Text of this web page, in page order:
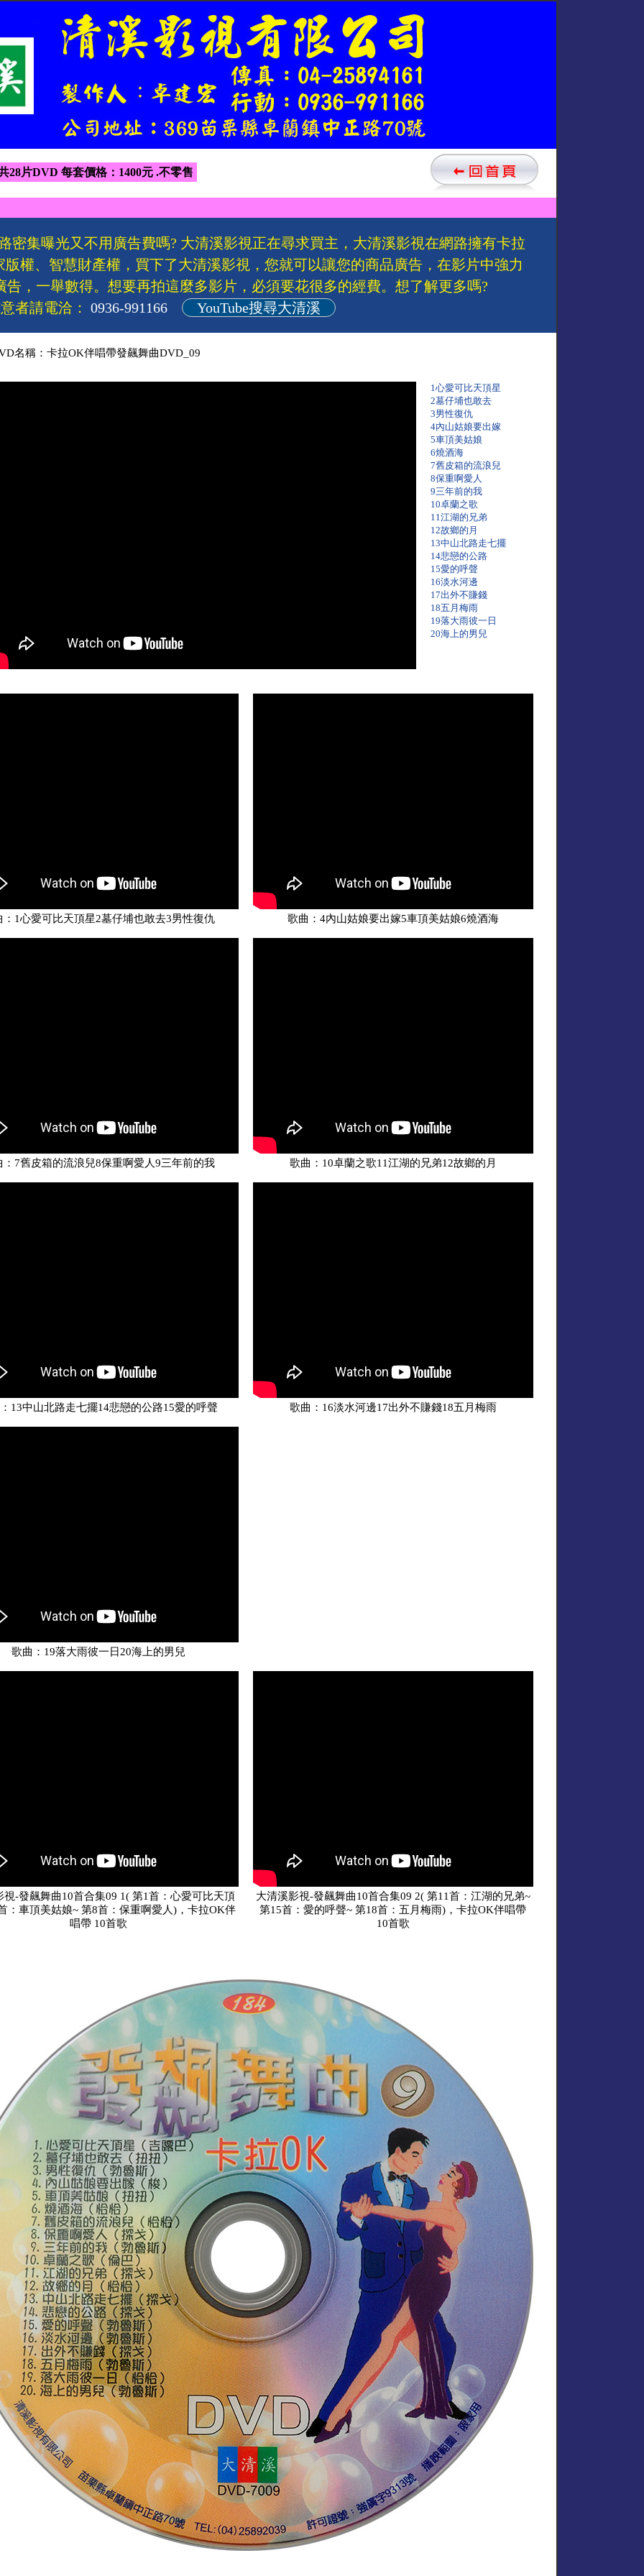
28片DVD 每套價格：1400元 .不零售
密集曝光又不用廣告費嗎? 大清溪影視正在尋求買主，大清溪影視在網路擁有卡拉
權、智慧財產權，買下了大清溪影視，您就可以讓您的商品廣告，在影片中強力
，一舉數得。想要再拍這麼多影片，必須要花很多的經費。想了解更多嗎?
者請電洽： 0936-991166 YouTube搜尋大清溪
名稱：卡拉OK伴唱帶發飆舞曲DVD_09
1心愛可比天頂星
2墓仔埔也敢去
3男性復仇
4內山姑娘要出嫁
5車頂美姑娘
6燒酒海
7舊皮箱的流浪兒
8保重啊愛人
9三年前的我
10卓蘭之歌
11江湖的兄弟
12故鄉的月
13中山北路走七擺
14悲戀的公路
15愛的呼聲
16淡水河邊
17出外不賺錢
18五月梅雨
19落大雨彼一日
20海上的男兒
：1心愛可比天頂星2墓仔埔也敢去3男性復仇 歌曲：4內山姑娘要出嫁5車頂美姑娘6燒酒海
：7舊皮箱的流浪兒8保重啊愛人9三年前的我 歌曲：10卓蘭之歌11江湖的兄弟12故鄉的月
13中山北路走七擺14悲戀的公路15愛的呼聲 歌曲：16淡水河邊17出外不賺錢18五月梅雨
歌曲：19落大雨彼一日20海上的男兒
視-發飆舞曲10首合集09 1( 第1首：心愛可比天頂
：車頂美姑娘~ 第8首：保重啊愛人)，卡拉OK伴
唱帶 10首歌
大清溪影視-發飆舞曲10首合集09 2( 第11首：江湖的兄弟~
第15首：愛的呼聲~ 第18首：五月梅雨)，卡拉OK伴唱帶
10首歌